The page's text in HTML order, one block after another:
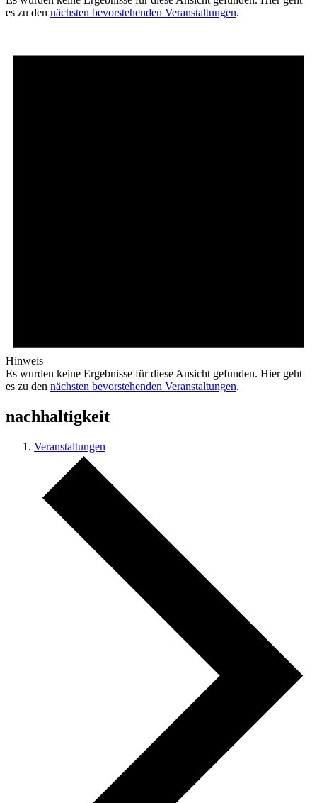
es zu den nächsten bevorstehenden Veranstaltungen.
Hinweis
Es wurden keine Ergebnisse für diese Ansicht gefunden. Hier geht
es zu den nächsten bevorstehenden Veranstaltungen.
nachhaltigkeit
Veranstaltungen